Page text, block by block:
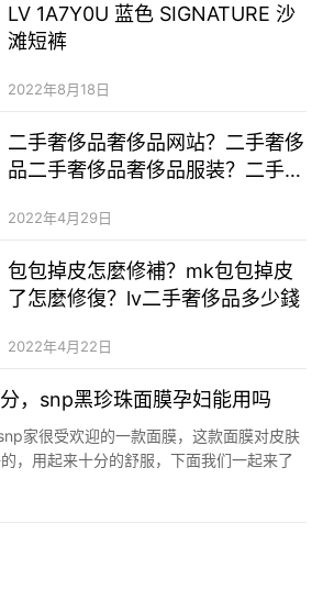
LV 1A7Y0U 蓝色 SIGNATURE 沙
滩短裤
2022年8月18日
二手奢侈品奢侈品网站？二手奢侈
品二手奢侈品奢侈品服装？二手奢
2022年4月29日
包包掉皮怎麼修補？mk包包掉皮
了怎麼修復？lv二手奢侈品多少錢
2022年4月22日
，snp黑珍珠面膜孕妇能用吗
家很受欢迎的一款面膜，这款面膜对皮肤
，用起来十分的舒服，下面我们一起来了
成分吧。 snp黑珍珠面膜成分 snp黑
珠提取液、黑豆提取液、大米提取液、奇